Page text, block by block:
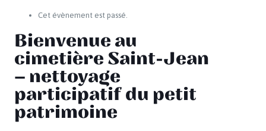
Cet évènement est passé.
Bienvenue au
cimetière Saint-Jean
– nettoyage
participatif du petit
patrimoine